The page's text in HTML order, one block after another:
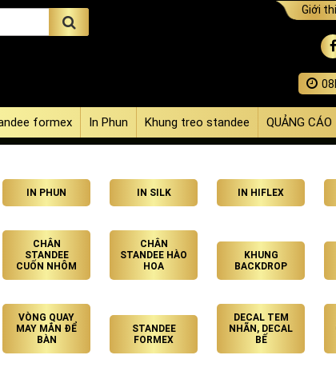
Giới
formex In Phun Khung treo standee QUẢNG CÁO
IN PHUN IN SILK IN HIFLEX
CHÂN
STANDEE
CUỐN NHÔM
CHÂN
STANDEE HÀO
HOA
KHUNG
BACKDROP
VÒNG QUAY
MAY MẮN ĐỂ
BÀN
STANDEE
FORMEX
DECAL TEM
NHÃN, DECAL
BẾ